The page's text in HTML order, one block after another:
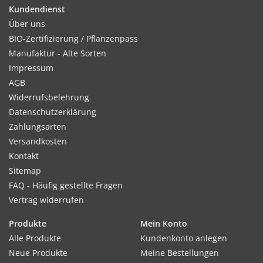
Kultur:
Reihenabstand 20–30 cm, in der Reihe 3–4 cm. Bei Bedarf
nach dem Auflaufen auf Abstand verziehen, um eine bessere
Entwicklung zu gewährleisten.
Standort:
Sonnig. Lockerer, humoser, leicht erwärmbarer und schnell
abtrocknender Boden. Geringer bis mittlerer Düngebedarf.
Grunddüngung ausreichend.
Ernte / Blüte:
Ernte je nach Aussaatzeit, Temperatur und gewünschter
Größe bereits nach 5–6 Wochen.
Kundendienst
Über uns
BIO-Zertifizierung / Pflanzenpass
Manufaktur - Alte Sorten
Impressum
AGB
Widerrufsbelehrung
Datenschutzerklärung
Zahlungsarten
Versandkosten
Kontakt
Sitemap
FAQ - Häufig gestellte Fragen
Vertrag widerrufen
Produkte
Alle Produkte
Neue Produkte
Mein Konto
Kundenkonto anlegen
Meine Bestellungen